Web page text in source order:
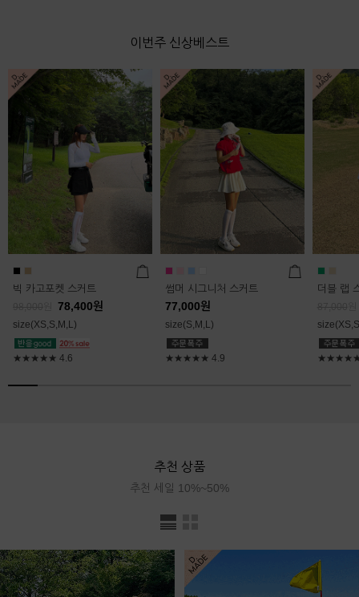
이번주 신상베스트
빅 카고포켓 스커트
78,400원
size(XS,S,M,L)
★★★★★ 4.6
썸머 시그니처 스커트
77,000원
size(S,M,L)
★★★★★ 4.9
더블 랩
추천 상품
추천 세일 10%~50%